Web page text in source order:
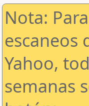
Nota:
escaneos
Yahoo,
semanas